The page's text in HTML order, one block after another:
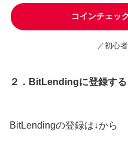
コインチェッ
／初心
２．BitLendingに登録する
BitLendingの登録は↓から